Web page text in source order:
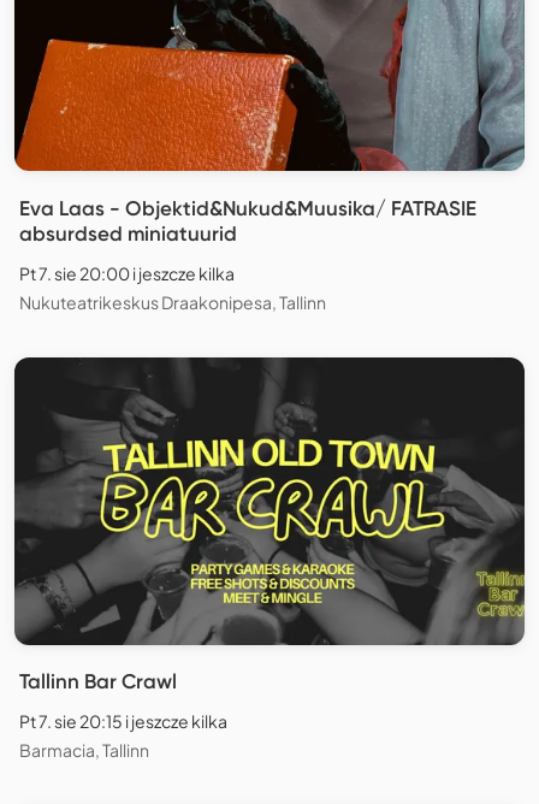
Eva Laas - Objektid&Nukud&Muusika/ FATRASIE
absurdsed miniatuurid
Pt 7. sie 20:00 i jeszcze kilka
Nukuteatrikeskus Draakonipesa, Tallinn
Tallinn Bar Crawl
Pt 7. sie 20:15 i jeszcze kilka
Barmacia, Tallinn